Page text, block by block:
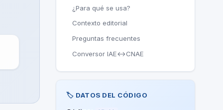
¿Para qué se usa?
Contexto editorial
Preguntas frecuentes
Conversor IAE↔CNAE
🏷️ DATOS DEL CÓDIGO